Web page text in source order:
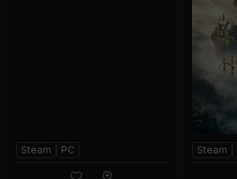
Steam PC Steam